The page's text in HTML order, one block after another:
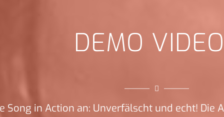
DEMO
Song in Action an: Unverfälscht und echt!